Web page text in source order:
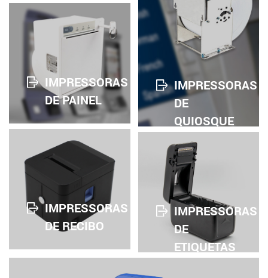
IMPRESSORAS
DE
QUIOSQUE
leia mais
IMPRESSORAS
DE PAINEL
leia mais
IMPRESSORAS
DE RECIBO
IMPRESSORAS
DE
ETIQUETAS
leia mais